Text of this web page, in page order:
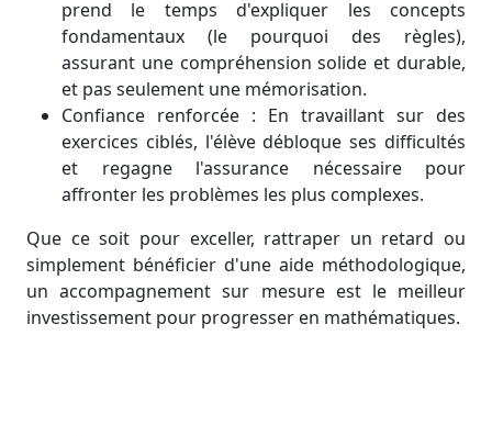
prend le temps d'expliquer les concepts
fondamentaux (le pourquoi des règles),
assurant une compréhension solide et durable,
et pas seulement une mémorisation.
Confiance renforcée : En travaillant sur des
exercices ciblés, l'élève débloque ses difficultés
et regagne l'assurance nécessaire pour
affronter les problèmes les plus complexes.
Que ce soit pour exceller, rattraper un retard ou
simplement bénéficier d'une aide méthodologique,
un accompagnement sur mesure est le meilleur
investissement pour progresser en mathématiques.